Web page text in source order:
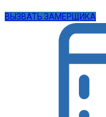
ВЫЗВАТЬ ЗАМЕРЩИКА